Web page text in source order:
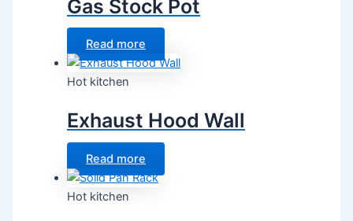
Gas Stock Pot
Read more
Hot kitchen
Exhaust Hood Wall
Read more
Hot kitchen